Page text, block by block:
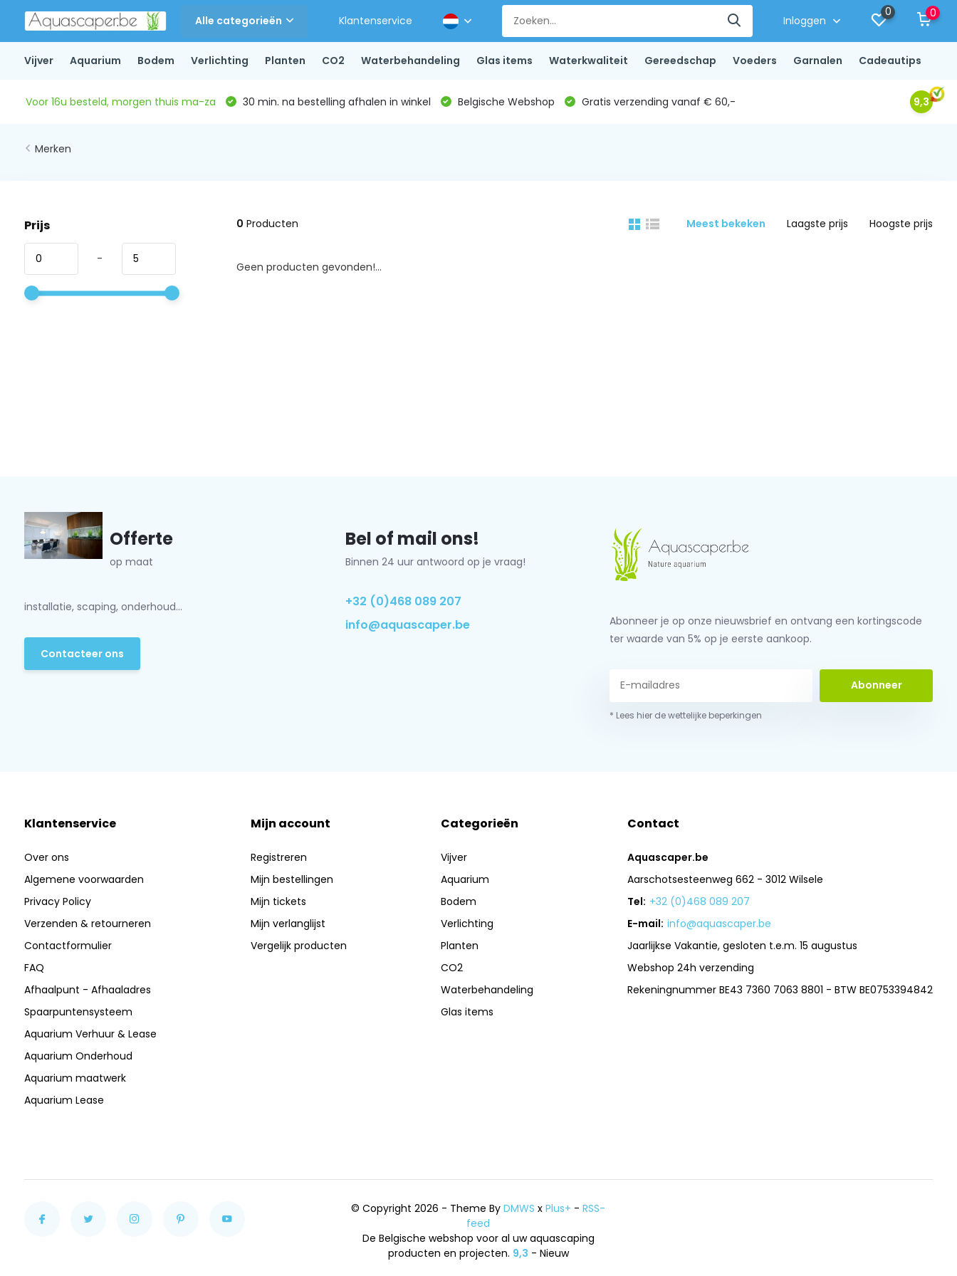
Alle categorieën Klantenservice Inloggen
0 0
Vijver Aquarium Bodem Verlichting Planten CO2 Waterbehandeling Glas items Waterkwaliteit Gereedschap Voeders Garnalen Cadeautips
Voor 16u besteld, morgen thuis ma-za 30 min. na bestelling afhalen in winkel Belgische Webshop Gratis verzending vanaf € 60,- 9,3
Merken
Prijs
-
0 Producten Meest bekeken Laagste prijs Hoogste prijs
Geen producten gevonden!...
Offerte
op maat
installatie, scaping, onderhoud...
Contacteer ons
Bel of mail ons!
Binnen 24 uur antwoord op je vraag!
+32 (0)468 089 207
info@aquascaper.be
Abonneer je op onze nieuwsbrief en ontvang een kortingscode
ter waarde van 5% op je eerste aankoop.
Abonneer
* Lees hier de wettelijke beperkingen
Klantenservice
Over ons
Algemene voorwaarden
Privacy Policy
Verzenden & retourneren
Contactformulier
FAQ
Afhaalpunt - Afhaaladres
Spaarpuntensysteem
Aquarium Verhuur & Lease
Aquarium Onderhoud
Aquarium maatwerk
Aquarium Lease
Mijn account
Registreren
Mijn bestellingen
Mijn tickets
Mijn verlanglijst
Vergelijk producten
Categorieën
Vijver
Aquarium
Bodem
Verlichting
Planten
CO2
Waterbehandeling
Glas items
Contact
Aquascaper.be
Aarschotsesteenweg 662 - 3012 Wilsele
Tel: +32 (0)468 089 207
E-mail: info@aquascaper.be
Jaarlijkse Vakantie, gesloten t.e.m. 15 augustus
Webshop 24h verzending
Rekeningnummer BE43 7360 7063 8801 - BTW BE0753394842
© Copyright 2026 - Theme ByDMWS xPlus+ -RSS-
feed
De Belgische webshop voor al uw aquascaping
producten en projecten. 9,3 - Nieuw